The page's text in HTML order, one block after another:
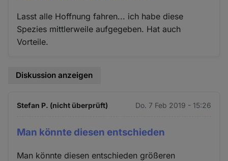
Lasst alle Hoffnung fahren... ich habe diese
Spezies mittlerweile aufgegeben. Hat auch
Vorteile.
Diskussion anzeigen
Stefan P. (nicht überprüft) Do. 7 Feb 2019 - 15:26
Man könnte diesen entschieden
Man könnte diesen entschieden größeren